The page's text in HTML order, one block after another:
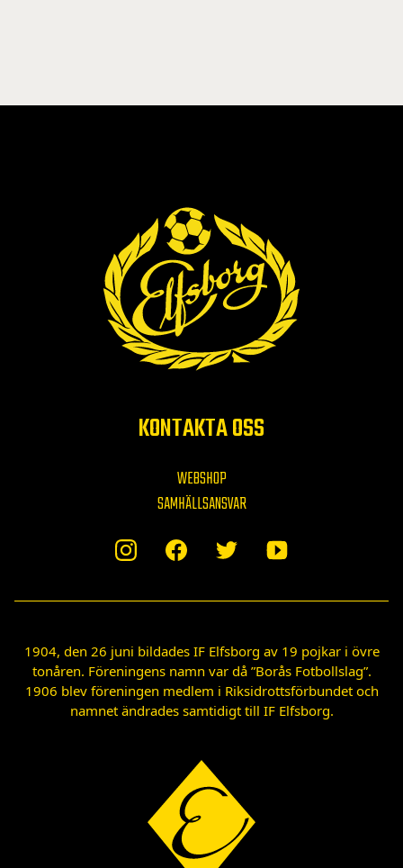
KONTAKTA OSS
WEBSHOP
SAMHÄLLSANSVAR
1904, den 26 juni bildades IF Elfsborg av 19 pojkar i övre
tonåren. Föreningens namn var då ”Borås Fotbollslag”.
1906 blev föreningen medlem i Riksidrottsförbundet och
namnet ändrades samtidigt till IF Elfsborg.